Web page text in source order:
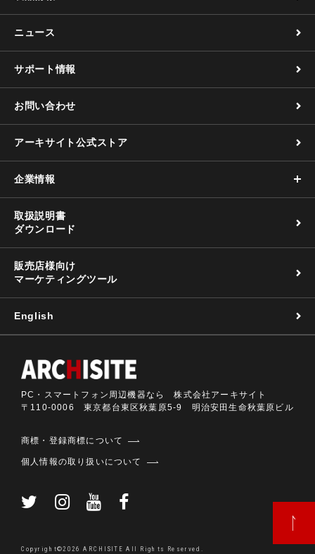
ニュース
サポート情報
お問い合わせ
アーキサイト公式ストア
企業情報
取扱説明書
ダウンロード
販売店様向け
マーケティングツール
English
PC・スマートフォン周辺機器なら 株式会社アーキサイト
〒110-0006 東京都台東区秋葉原5-9 明治安田生命秋葉原ビル
商標・登録商標について
個人情報の取り扱いについて
Copyright©2026 ARCHISITE All Rights Reserved.